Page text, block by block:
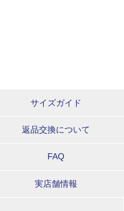
サイズガイド
返品交換について
FAQ
実店舗情報